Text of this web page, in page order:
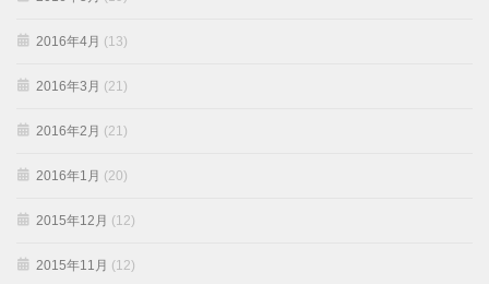
2016年4月 (13)
2016年3月 (21)
2016年2月 (21)
2016年1月 (20)
2015年12月 (12)
2015年11月 (12)